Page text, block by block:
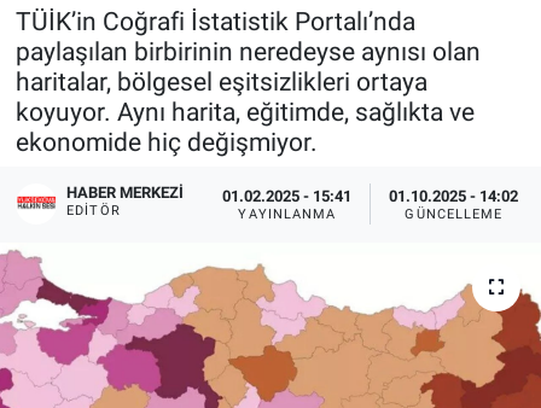
TÜİK’in Coğrafi İstatistik Portalı’nda
paylaşılan birbirinin neredeyse aynısı olan
haritalar, bölgesel eşitsizlikleri ortaya
koyuyor. Aynı harita, eğitimde, sağlıkta ve
ekonomide hiç değişmiyor.
HABER MERKEZI
EDITÖR
01.02.2025 - 15:41
YAYINLANMA
01.10.2025 - 14:02
GÜNCELLEME
Tüm Manşetler
Son Dakika Haberleri